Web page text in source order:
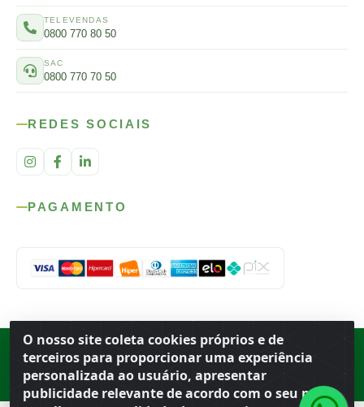
O nosso site coleta cookies próprios e de
terceiros para proporcionar uma experiência
personalizada ao usuário, apresentar
publicidade relevante de acordo com o seu perfil
TELEVENDAS
0800 770 80 50
SAC
0800 770 70 50
REDES SOCIAIS
PAGAMENTO
Rod. SP-215, s/n, km 98 — Área Rural Porto Ferreira ·BR
· CEP
· CNPJ 56.679.863/0001-91
© 2026 Atacado Ideal